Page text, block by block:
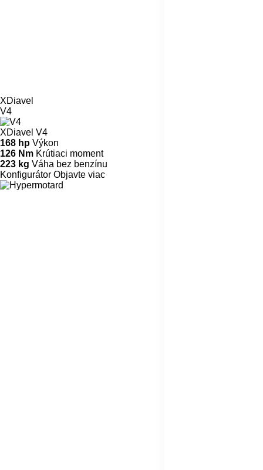
XDiavel
V4
XDiavel V4
168 hp Výkon
126 Nm Krútiaci moment
223 kg Váha bez benzínu
Konfigurátor Objavte viac